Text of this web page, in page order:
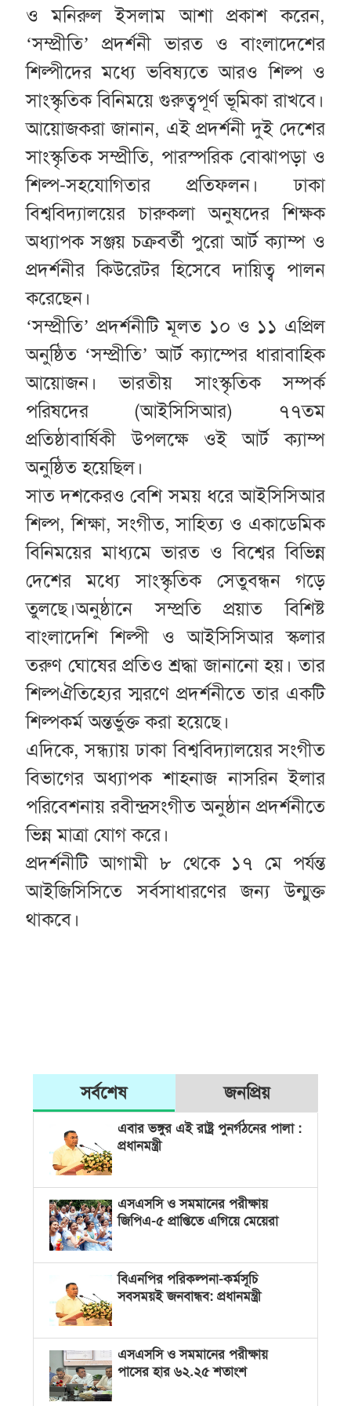
ও মনিরুল ইসলাম আশা প্রকাশ করেন,
‘সম্প্রীতি’ প্রদর্শনী ভারত ও বাংলাদেশের
শিল্পীদের মধ্যে ভবিষ্যতে আরও শিল্প ও
সাংস্কৃতিক বিনিময়ে গুরুত্বপূর্ণ ভূমিকা রাখবে।
আয়োজকরা জানান, এই প্রদর্শনী দুই দেশের
সাংস্কৃতিক সম্প্রীতি, পারস্পরিক বোঝাপড়া ও
শিল্প-সহযোগিতার প্রতিফলন। ঢাকা
বিশ্ববিদ্যালয়ের চারুকলা অনুষদের শিক্ষক
অধ্যাপক সঞ্জয় চক্রবর্তী পুরো আর্ট ক্যাম্প ও
প্রদর্শনীর কিউরেটর হিসেবে দায়িত্ব পালন
করেছেন।
‘সম্প্রীতি’ প্রদর্শনীটি মূলত ১০ ও ১১ এপ্রিল
অনুষ্ঠিত ‘সম্প্রীতি’ আর্ট ক্যাম্পের ধারাবাহিক
আয়োজন। ভারতীয় সাংস্কৃতিক সম্পর্ক
পরিষদের (আইসিসিআর) ৭৭তম
প্রতিষ্ঠাবার্ষিকী উপলক্ষে ওই আর্ট ক্যাম্প
অনুষ্ঠিত হয়েছিল।
সাত দশকেরও বেশি সময় ধরে আইসিসিআর
শিল্প, শিক্ষা, সংগীত, সাহিত্য ও একাডেমিক
বিনিময়ের মাধ্যমে ভারত ও বিশ্বের বিভিন্ন
দেশের মধ্যে সাংস্কৃতিক সেতুবন্ধন গড়ে
তুলছে।অনুষ্ঠানে সম্প্রতি প্রয়াত বিশিষ্ট
বাংলাদেশি শিল্পী ও আইসিসিআর স্কলার
তরুণ ঘোষের প্রতিও শ্রদ্ধা জানানো হয়। তার
শিল্পঐতিহ্যের স্মরণে প্রদর্শনীতে তার একটি
শিল্পকর্ম অন্তর্ভুক্ত করা হয়েছে।
এদিকে, সন্ধ্যায় ঢাকা বিশ্ববিদ্যালয়ের সংগীত
বিভাগের অধ্যাপক শাহনাজ নাসরিন ইলার
পরিবেশনায় রবীন্দ্রসংগীত অনুষ্ঠান প্রদর্শনীতে
ভিন্ন মাত্রা যোগ করে।
প্রদর্শনীটি আগামী ৮ থেকে ১৭ মে পর্যন্ত
আইজিসিসিতে সর্বসাধারণের জন্য উন্মুক্ত
থাকবে।
সর্বশেষ জনপ্রিয়
এবার ভঙ্গুর এই রাষ্ট্র পুনর্গঠনের পালা :
প্রধানমন্ত্রী
এসএসসি ও সমমানের পরীক্ষায়
জিপিএ-৫ প্রাপ্তিতে এগিয়ে মেয়েরা
বিএনপির পরিকল্পনা-কর্মসূচি
সবসময়ই জনবান্ধব: প্রধানমন্ত্রী
এসএসসি ও সমমানের পরীক্ষায়
পাসের হার ৬২.২৫ শতাংশ